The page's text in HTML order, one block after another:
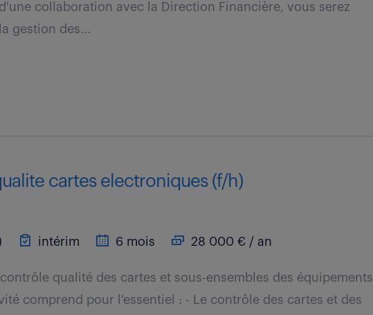
collaboration avec la Direction Financière, vous serez
gestion des...
cartes electroniques (f/h)
intérim 6 mois 28 000 € / an
qualité des cartes et sous-ensembles des équipements
comprend pour l'essentiel : - Le contrôle des cartes et des